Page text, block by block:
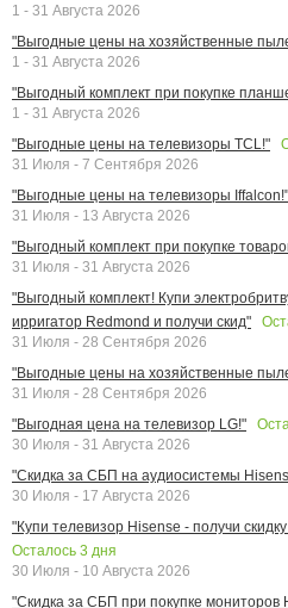
1 - 31 Августа 2026
"Выгодные цены на хозяйственные
1 - 31 Августа 2026
"Выгодный комплект при покупке
1 - 31 Августа 2026
"Выгодные цены на телевизоры TCL!"
31 Июля - 7 Сентября 2026
"Выгодные цены на телевизоры Iffalcon!"
31 Июля - 13 Августа 2026
"Выгодный комплект при покупке
31 Июля - 31 Августа 2026
"Выгодный комплект! Купи
ирригатор Redmond и получи скид"
31 Июля - 28 Сентября 2026
"Выгодные цены на хозяйственные
31 Июля - 28 Сентября 2026
"Выгодная цена на телевизор LG!"
30 Июля - 31 Августа 2026
"Скидка за СБП на аудиосистемы
30 Июля - 17 Августа 2026
"Купи телевизор Hisense - получи
Осталось 3 дня
30 Июля - 10 Августа 2026
"Скидка за СБП при покупке мониторов